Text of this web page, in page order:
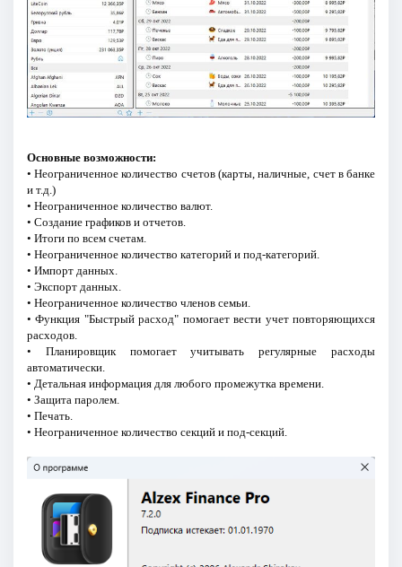
Основные возможности:
• Неограниченное количество счетов (карты, наличные, счет в банке
и т.д.)
• Неограниченное количество валют.
• Создание графиков и отчетов.
• Итоги по всем счетам.
• Неограниченное количество категорий и под-категорий.
• Импорт данных.
• Экспорт данных.
• Неограниченное количество членов семьи.
• Функция "Быстрый расход" помогает вести учет повторяющихся
расходов.
• Планировщик помогает учитывать регулярные расходы
автоматически.
• Детальная информация для любого промежутка времени.
• Защита паролем.
• Печать.
• Неограниченное количество секций и под-секций.